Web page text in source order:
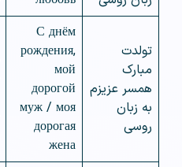
تولدت
مبارک
همسر عزیزم
به زبان
روسی
С днём
рождения,
мой
дорогой
муж / моя
дорогая
жена